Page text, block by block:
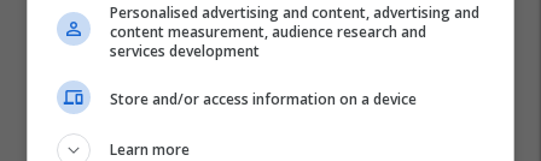
Personalised advertising and content, advertising and
content measurement, audience research and
services development
Store and/or access information on a device
Learn more